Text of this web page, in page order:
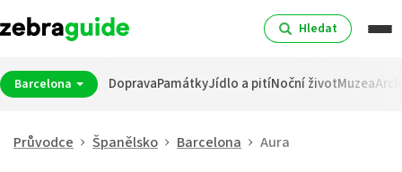
Hledat
Barcelona DopravaPamátkyJídlo a pitíNoční životMuzea
Průvodce Španělsko Barcelona Aura